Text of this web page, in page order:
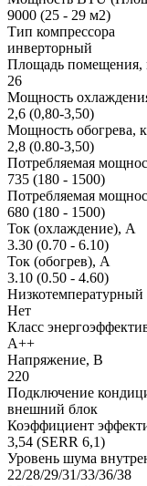
9000 (25 - 29 м2)
Тип компрессора
инверторный
Площадь помещения,
26
Мощность
2,6 (0,80-3,50)
Мощность обогрева,
2,8 (0.80-3,50)
Потребляемая
735 (180 - 1500)
Потребляемая
680 (180 - 1500)
Ток (охлаждение), А
3.30 (0.70 - 6.10)
Ток (обогрев), А
3.10 (0.50 - 4.60)
Низкотемпературный
Нет
Класс
A++
Напряжение, В
220
Подключение
внешний блок
Коэффициент
3,54 (SERR 6,1)
Уровень шума
22/28/29/31/33/36/38